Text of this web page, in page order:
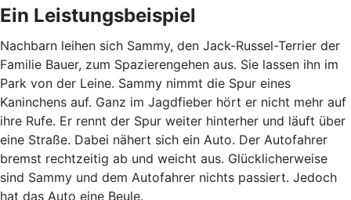
Ein Leistungsbeispiel
Nachbarn leihen sich Sammy, den Jack-Russel-Terrier der
Familie Bauer, zum Spazierengehen aus. Sie lassen ihn im
Park von der Leine. Sammy nimmt die Spur eines
Kaninchens auf. Ganz im Jagdfieber hört er nicht mehr auf
ihre Rufe. Er rennt der Spur weiter hinterher und läuft über
eine Straße. Dabei nähert sich ein Auto. Der Autofahrer
bremst rechtzeitig ab und weicht aus. Glücklicherweise
sind Sammy und dem Autofahrer nichts passiert. Jedoch
hat das Auto eine Beule.